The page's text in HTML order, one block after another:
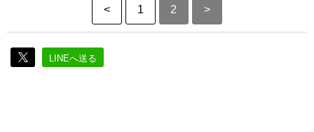
< 1 2 >
LINEへ送る